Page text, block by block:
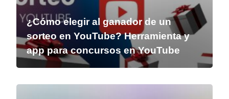
¿Cómo elegir al ganador de un
sorteo en YouTube? Herramienta y
app para concursos en YouTube